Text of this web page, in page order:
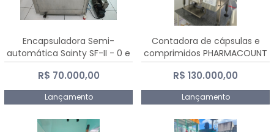
Encapsuladora Semi-
automática Sainty SF-II - 0 e
00
R$ 70.000,00
Lançamento
Contadora de cápsulas e
comprimidos PHARMACOUNT
- 2-2R3
R$ 130.000,00
Lançamento